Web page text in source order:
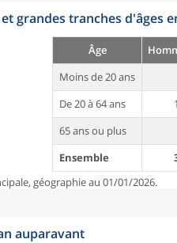
grandes tranches d'âges
Âge
Moins de 20 ans
De 20 à 64 ans
65 ans ou plus
Ensemble
géographie au 01/01/2026.
auparavant